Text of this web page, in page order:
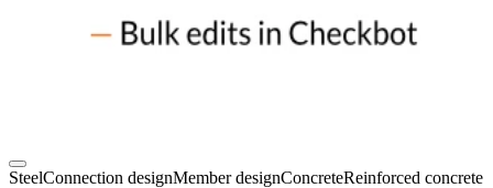
SteelConnection designMember designConcreteReinforced concrete